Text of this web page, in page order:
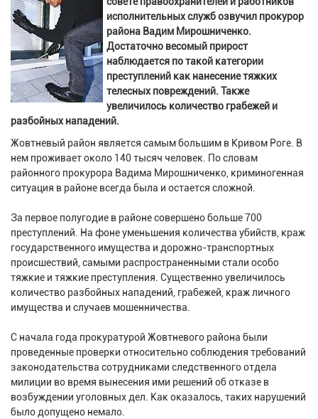
исполнительных служб озвучил прокурор
района Вадим Мирошниченко.
Достаточно весомый прирост
наблюдается по такой категории
преступлений как нанесение тяжких
телесных повреждений. Также
увеличилось количество грабежей и
разбойных нападений.
Жовтневый район является самым большим в Кривом Роге. В
нем проживает около 140 тысяч человек. По словам
районного прокурора Вадима Мирошниченко, криминогенная
ситуация в районе всегда была и остается сложной.
За первое полугодие в районе совершено больше 700
преступлений. На фоне уменьшения количества убийств, краж
государственного имущества и дорожно-транспортных
происшествий, самыми распространенными стали особо
тяжкие и тяжкие преступления. Существенно увеличилось
количество разбойных нападений, грабежей, краж личного
имущества и случаев мошенничества.
С начала года прокуратурой Жовтневого района были
проведенные проверки относительно соблюдения требований
законодательства сотрудниками следственного отдела
милиции во время вынесения ими решений об отказе в
возбуждении уголовных дел. Как оказалось, таких нарушений
было допущено немало.